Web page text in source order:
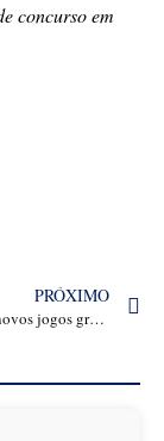
concurso em
PRÓXIMO
Steam libera 5 novos jogos grátis para resgatar e jogar nesta semana! Veja lista